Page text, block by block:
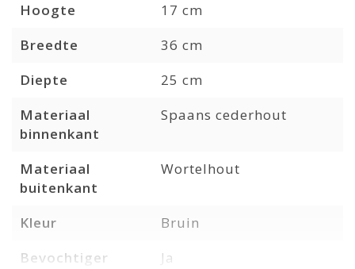
Hoogte
17 cm
Breedte
36 cm
Diepte
25 cm
Materiaal
binnenkant
Spaans cederhout
Materiaal
buitenkant
Wortelhout
Kleur
Bruin
Bevochtiger
Ja